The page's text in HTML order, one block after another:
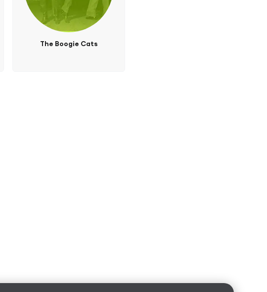
The Boogie Cats